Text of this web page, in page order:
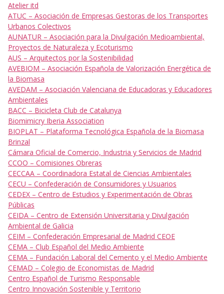
Atelier itd
ATUC – Asociación de Empresas Gestoras de los Transportes
Urbanos Colectivos
AUNATUR – Asociación para la Divulgación Medioambiental,
Proyectos de Naturaleza y Ecoturismo
AUS – Arquitectos por la Sostenibilidad
AVEBIOM – Asociación Española de Valorización Energética de
la Biomasa
AVEDAM – Asociación Valenciana de Educadoras y Educadores
Ambientales
BACC – Bicicleta Club de Catalunya
Biomimicry Iberia Association
BIOPLAT – Plataforma Tecnológica Española de la Biomasa
Brinzal
Cámara Oficial de Comercio, Industria y Servicios de Madrid
CCOO – Comisiones Obreras
CECCAA – Coordinadora Estatal de Ciencias Ambientales
CECU – Confederación de Consumidores y Usuarios
CEDEX – Centro de Estudios y Experimentación de Obras
Públicas
CEIDA – Centro de Extensión Universitaria y Divulgación
Ambiental de Galicia
CEIM – Confederación Empresarial de Madrid CEOE
CEMA – Club Español del Medio Ambiente
CEMA – Fundación Laboral del Cemento y el Medio Ambiente
CEMAD – Colegio de Economistas de Madrid
Centro Español de Turismo Responsable
Centro Innovación Sostenible y Territorio